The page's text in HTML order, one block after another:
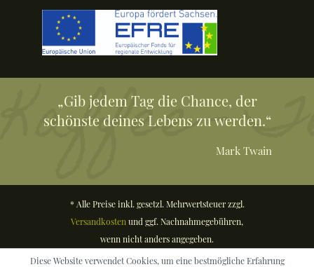
„Gib jedem Tag die Chance, der
schönste deines Lebens zu werden.“
Mark Twain
* Alle Preise inkl. gesetzl. Mehrwertsteuer zzgl.
Versandkosten und ggf. Nachnahmegebühren,
wenn nicht anders angegeben.
Diese Website verwendet Cookies, um eine bestmögliche Erfahrung